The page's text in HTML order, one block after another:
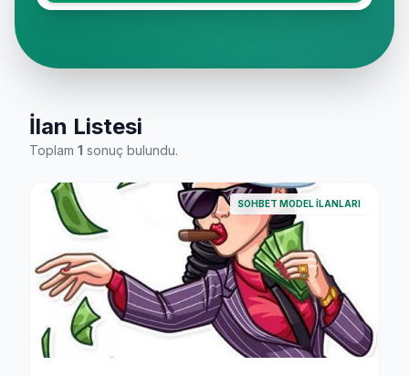
İlan Listesi
Toplam 1 sonuç bulundu.
SOHBET MODEL ILANLARI